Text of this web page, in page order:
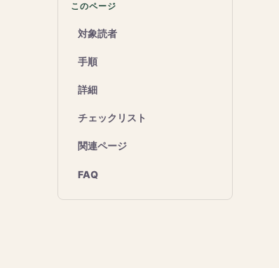
このページ
対象読者
手順
詳細
チェックリスト
関連ページ
FAQ